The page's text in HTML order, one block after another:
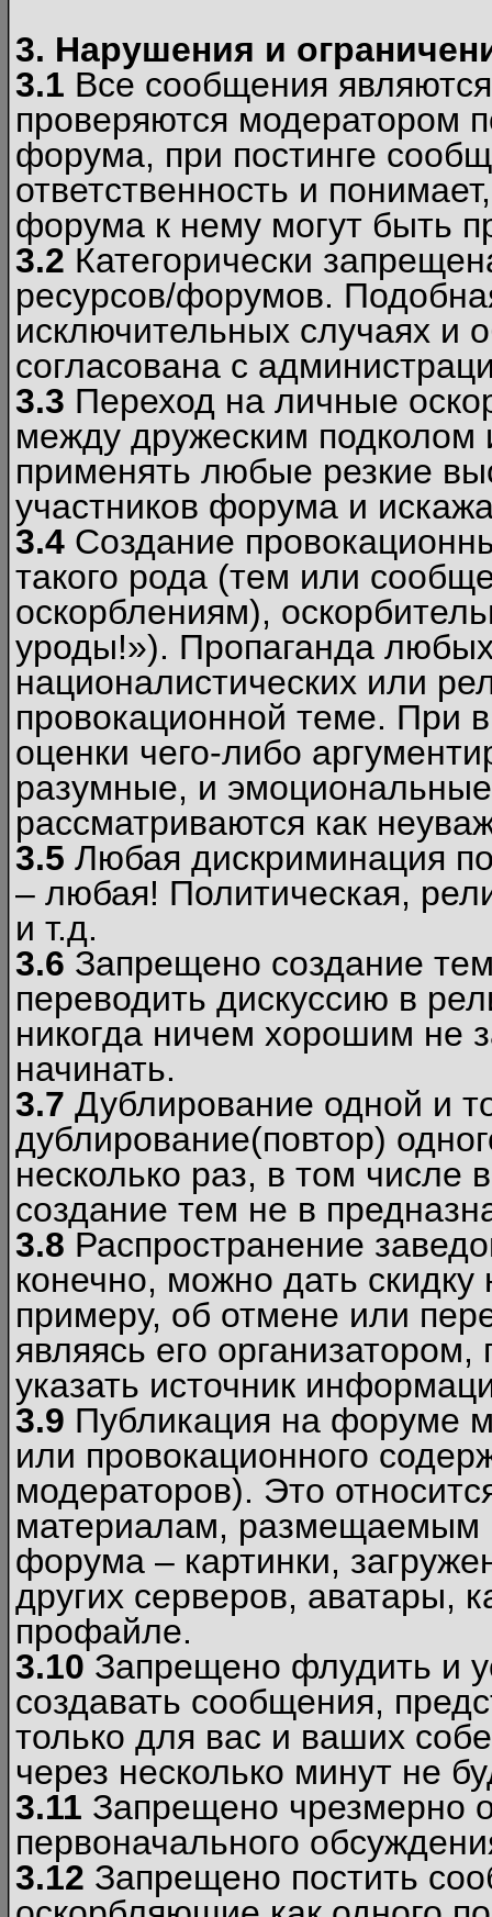
3. Нарушения и
3.1 Все сообщения
проверяются модератором
форума, при постинге
ответственность и
форума к нему могут быть
3.2 Категорически
ресурсов/форумов.
исключительных случаях и
согласована с
3.3 Переход на личные
между дружеским
применять любые резкие
участников форума и
3.4 Создание
такого рода (тем или
оскорблениям),
уроды!»). Пропаганда
националистических или
провокационной теме. При
оценки чего-либо
разумные, и
рассматриваются как
3.5 Любая дискриминация
– любая! Политическая,
и т.д.
3.6 Запрещено создание
переводить дискуссию в
никогда ничем хорошим не
начинать.
3.7 Дублирование одной и
дублирование(повтор)
несколько раз, в том числе
создание тем не в
3.8 Распространение
конечно, можно дать
примеру, об отмене или
являясь его
указать источник
3.9 Публикация на форуме
или провокационного
модераторов). Это
материалам, размещаемым
форума – картинки,
других серверов, аватары,
профайле.
3.10 Запрещено флудить и
создавать сообщения,
только для вас и ваших
через несколько минут не
3.11 Запрещено чрезмерно
первоначального
3.12 Запрещено постить